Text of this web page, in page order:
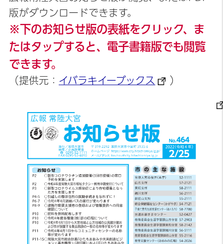
版がダウンロードできます。
※下のお知らせ版の表紙をクリック、ま
たはタップすると、電子書籍版でも閲覧
できます。
（提供元： イバラキイーブックス ）